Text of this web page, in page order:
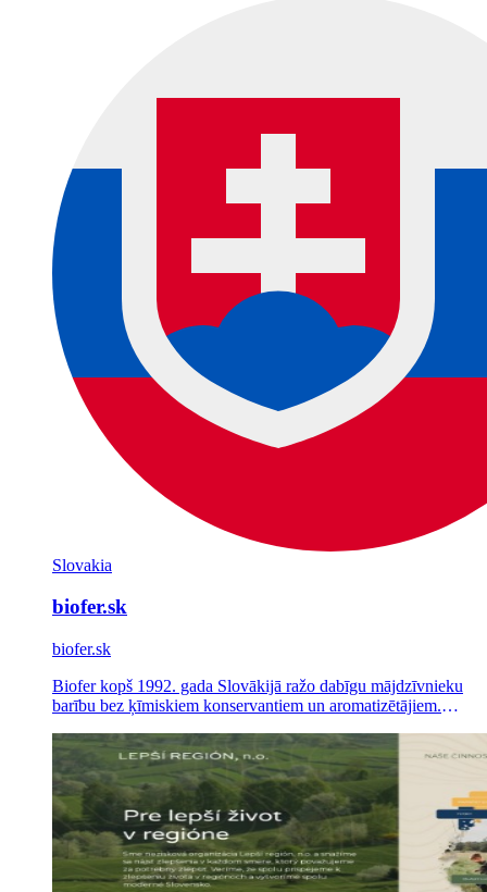
Slovakia
biofer.sk
biofer.sk
Biofer kopš 1992. gada Slovākijā ražo dabīgu mājdzīvnieku
barību bez ķīmiskiem konservantiem un aromatizētājiem.
izprogrammējām tā Shoptet interneta veikalu, kā arī vadām tā
Google Ads un Meta Ads kampaņas.